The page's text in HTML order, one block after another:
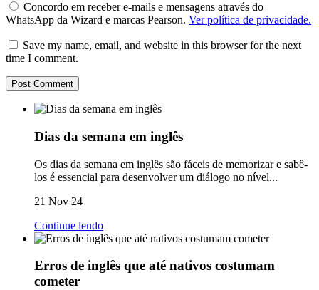
Concordo em receber e-mails e mensagens através do
WhatsApp da Wizard e marcas Pearson. Ver política de privacidade.
Save my name, email, and website in this browser for the next
time I comment.
Dias da semana em inglês
Os dias da semana em inglês são fáceis de memorizar e sabê-
los é essencial para desenvolver um diálogo no nível...
21 Nov 24
Continue lendo
Erros de inglês que até nativos costumam
cometer